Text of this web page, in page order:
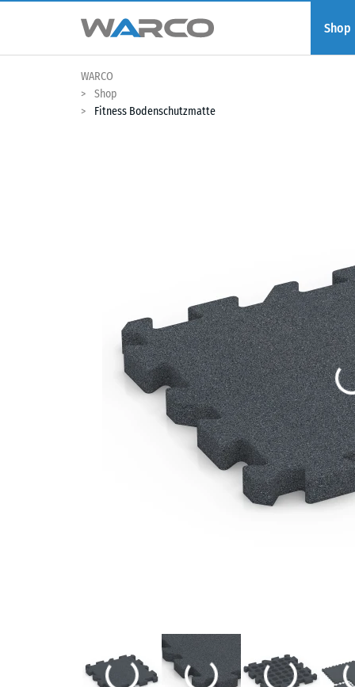
Shop
WARCO
Shop
Fitness Bodenschutzmatte